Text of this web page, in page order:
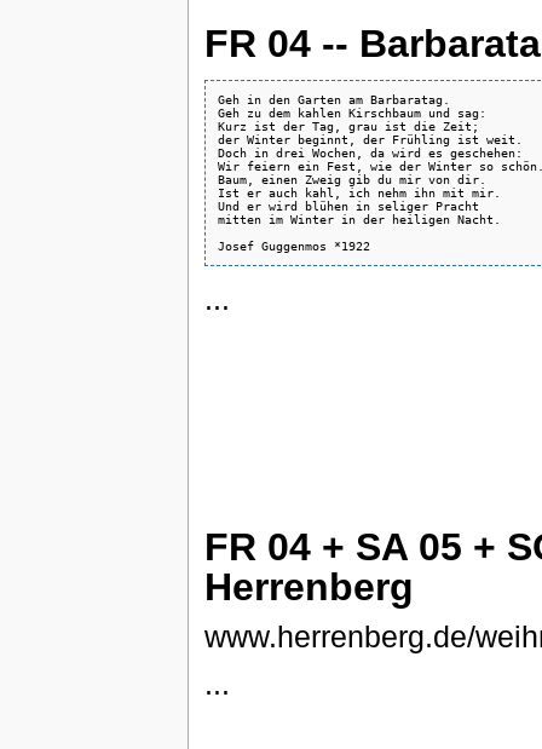
FR 04 --
Geh in den Garten am Barbaratag.
Geh zu dem kahlen Kirschbaum und sag:
Kurz ist der Tag, grau ist die Zeit;
der Winter beginnt, der Frühling ist weit.
Doch in drei Wochen, da wird es geschehen:
Wir feiern ein Fest, wie der Winter so
Baum, einen Zweig gib du mir von dir.
Ist er auch kahl, ich nehm ihn mit mir.
Und er wird blühen in seliger Pracht
mitten im Winter in der heiligen Nacht.
...
FR 04 + SA 05 +
Herrenberg
www.herrenberg.de/
...